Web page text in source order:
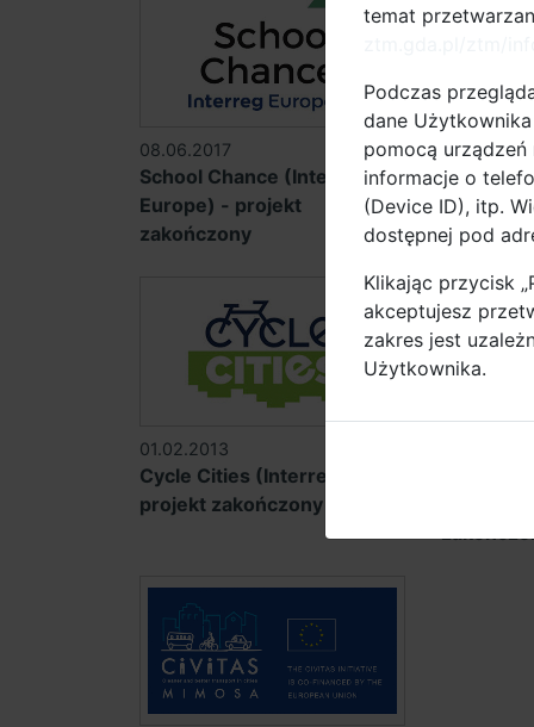
08.06.2017
School Chance (Interreg
Europe) - projekt
zakończony
11.10.2016
SOLEZ
Europe)
01.02.2013
Cycle Cities (Interreg IVC) -
projekt zakończony
temat
Podczas
dane
pomocą
informacje o
(Device ID), itp.
dostępnej pod
Klikając przycisk
akceptujesz
zakres jest
Użytkownika.